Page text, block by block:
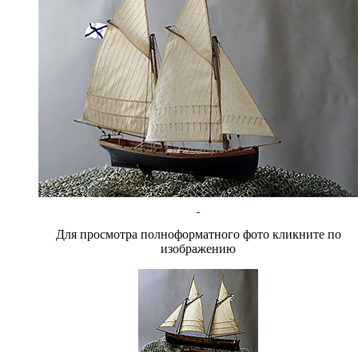
Для просмотра полноформатного фото кликните по
изображению